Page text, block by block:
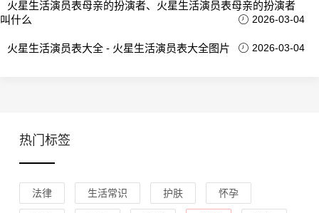
火星生活演员表母亲的扮演者、火星生活演员表母亲的扮演者
叫什么
2026-03-04
火星生活演员表大全 - 火星生活演员表大全图片 2026-03-04
热门标签
法律 生活常识 护肤 怀孕